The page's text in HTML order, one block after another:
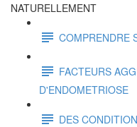
NATURELLEMENT
COMPRENDRE
FACTEURS
D'ENDOMETRIOSE
DES